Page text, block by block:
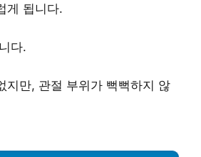
게 됩니다.
다.
지만, 관절 부위가 뻑뻑하지 않